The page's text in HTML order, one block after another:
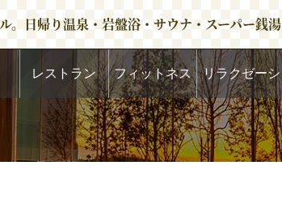
。日帰り温泉・岩盤浴・サウナ・スーパー銭湯
レストラン フィットネス リラクゼーシ
ョン